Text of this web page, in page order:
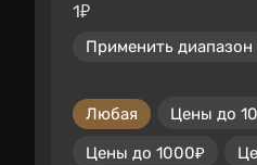
1₽
Применить диапазон
Любая Цены до
Цены до 1000₽